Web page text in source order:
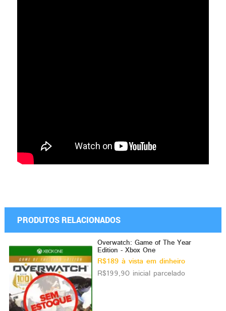
PRODUTOS RELACIONADOS
Overwatch: Game of The Year
Edition - Xbox One
R$189 à vista em dinheiro
R$199,90 inicial parcelado